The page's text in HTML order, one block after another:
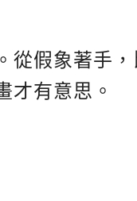
從假象著手
才有意思。